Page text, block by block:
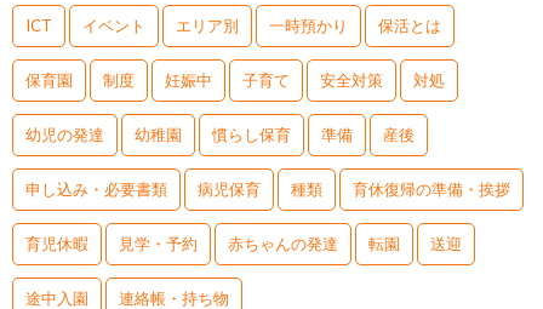
ICT イベント エリア別 一時預かり 保活とは
保育園 制度 妊娠中 子育て 安全対策 対処
幼児の発達 幼稚園 慣らし保育 準備 産後
申し込み・必要書類 病児保育 種類 育休復帰の準備・挨拶
育児休暇 見学・予約 赤ちゃんの発達 転園 送迎
途中入園 連絡帳・持ち物